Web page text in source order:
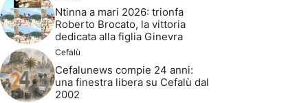
Ntinna a mari 2026: trionfa
Roberto Brocato, la vittoria
dedicata alla figlia Ginevra
Cefalù
Cefalunews compie 24 anni:
una finestra libera su Cefalù dal
2002